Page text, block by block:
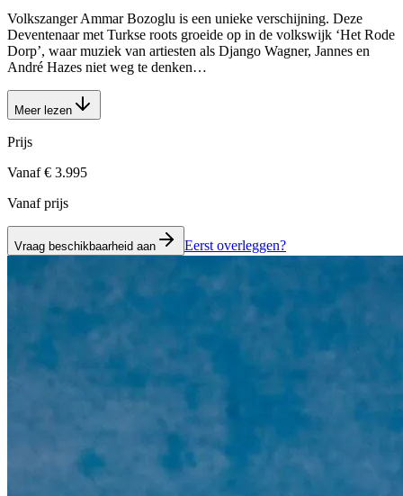
Volkszanger Ammar Bozoglu is een unieke verschijning. Deze
Deventenaar met Turkse roots groeide op in de volkswijk ‘Het Rode
Dorp’, waar muziek van artiesten als Django Wagner, Jannes en
André Hazes niet weg te denken…
Meer lezen
Prijs
Vanaf € 3.995
Vanaf prijs
Vraag beschikbaarheid aan Eerst overleggen?